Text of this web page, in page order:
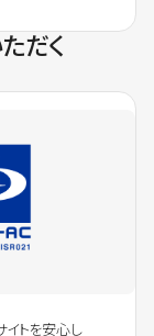
だく
イトを安心し